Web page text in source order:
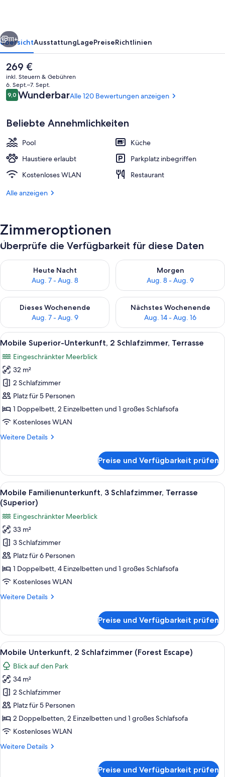
Außenpool (je nach Saison
Weiter
111+
ÜbersichtAusstattungLagePreiseRichtlinien
Der
aktuelle
Preis
beträgt
269 €.
269 €
inkl. Steuern & Gebühren
6. Sept.–7. Sept.
Bewertungen
9,09,0 von 10.
WunderbarAlle 120 Bewertungen anzeigen
Beliebte Annehmlichkeiten
Pool
Küche
Haustiere erlaubt
Parkplatz inbegriffen
Kostenloses WLAN
Restaurant
Alle anzeigen
Zimmeroptionen
Überprüfe die Verfügbarkeit für diese Daten
Heute Nacht
Aug. 7 - Aug. 8
Überprüfe die Verfügbarkeit für heute Nacht, Aug. 7 - Aug. 8.
Morgen
Aug. 8 - Aug. 9
Überprüfe die Verfügbarkeit
Dieses Wochenende
Aug. 7 - Aug. 9
Überprüfe die Verfügbarkeit für dieses Wochenende, Aug. 7
Nächstes Wochenende
Aug. 14 - Aug. 16
Überprüfe die Verfügbarkeit
Alle
Fotos
für
Mobile
Superior-
Unterkunft,
2 Schlafzimmer,
Terrasse
Ein überdachter Essbereich im
17
Mobile Superior-Unterkunft, 2 Schlafzimmer, Terrasse
Eingeschränkter Meerblick
32 m²
2 Schlafzimmer
Platz für 5 Personen
1 Doppelbett, 2 Einzelbetten und 1 großes Schlafsofa
Kostenloses WLAN
Weitere Details
Weitere
Superior-
Unterkunft,
2 Schlafzimmer,
Terrasse
Preise und Verfügbarkeit prüfen
Alle
Fotos
für
Mobile
Familienunterkunft,
3 Schlafzimmer,
Terrasse
(Superior)
anzeigen
Ein Hotelzimmer mit einem großen
5
Mobile Familienunterkunft, 3 Schlafzimmer, Terrasse
(Superior)
Eingeschränkter Meerblick
33 m²
3 Schlafzimmer
Platz für 6 Personen
1 Doppelbett, 4 Einzelbetten und 1 großes Schlafsofa
Kostenloses WLAN
Weitere Details
Weitere
Familienunterkunft,
3 Schlafzimmer,
Terrasse
(Superior)
Preise und Verfügbarkeit prüfen
Alle
Fotos
für
Mobile
Unterkunft,
2 Schlafzimmer
(Forest
Escape)
Überdachte Terrasse im Freien mit
8
Mobile Unterkunft, 2 Schlafzimmer (Forest Escape)
Blick auf den Park
34 m²
2 Schlafzimmer
Platz für 5 Personen
2 Doppelbetten, 2 Einzelbetten und 1 großes Schlafsofa
Kostenloses WLAN
Weitere Details
Weitere
Preise und Verfügbarkeit prüfen